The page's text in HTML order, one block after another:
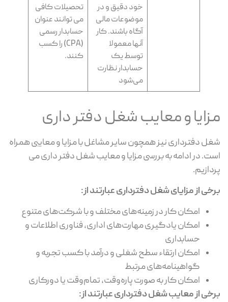
خود دقیق و در
موضوعات مالی
آگاه باشند. کار
آنها معمولا
توسط یک
حسابدار نظارت
می‌شود
تحصیلات کافی
می توانند عنوان
حسابدار رسمی
(CPA) را کسب
کنند.
مزایا و معایب شغل دفتر داری
شغل دفترداری نیز همچون سایر مشاغل با مزایا و معایبی همراه
است. در ادامه به بررسی مزایا و معایب شغل دفتر داری می
پردازیم.
برخی از مزایای شغل دفترداری عبارتند از:
امکان کار در زمینه‌های مختلف و با شرکت‌های متنوع
امکان یادگیری مهارت‌های اداری، فناوری اطلاعات و
حسابداری
امکان ارتقاء سطح شغلی و درآمد با کسب تجربه و
گواهینامه‌های مرتبط
امکان کار به صورت پاره‌وقت، تمام‌وقت یا دورکاری
برخی از معایب شغل دفترداری عبارتند از: